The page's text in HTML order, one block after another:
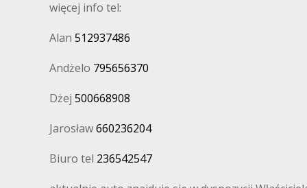
więcej info tel:
Alan 512937486
Andżelo 795656370
Dżej 500668908
Jarosław660236204
Biuro tel 236542547